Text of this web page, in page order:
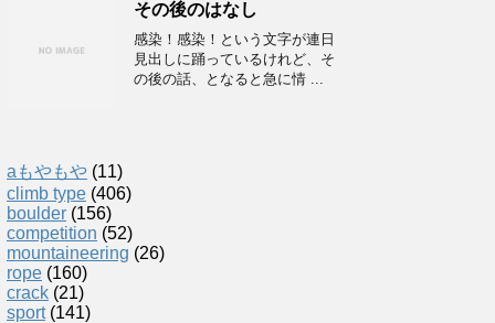
その後のはなし
感染！感染！という文字が連日
見出しに踊っているけれど、そ
の後の話、となると急に情 ...
aもやもや (11)
climb type (406)
boulder (156)
competition (52)
mountaineering (26)
rope (160)
crack (21)
sport(141)